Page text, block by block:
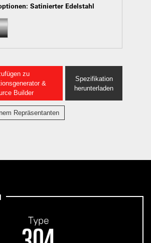
Satinierter Edelstahl
zu
&
Builder
Spezifikation
herunterladen
Repräsentanten